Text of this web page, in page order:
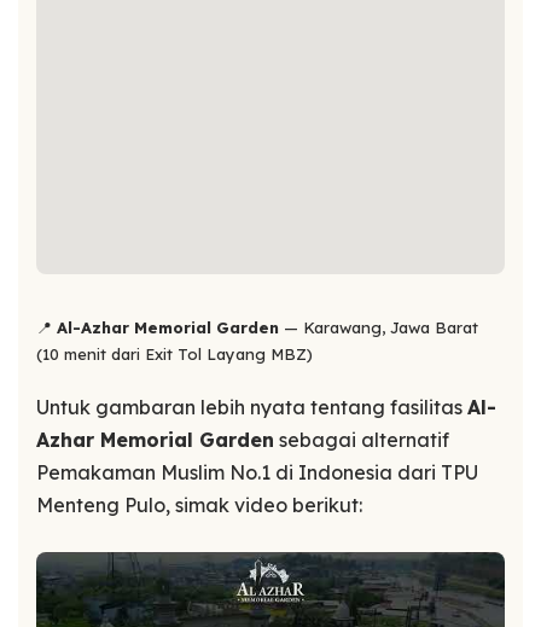
📍 Al-Azhar Memorial Garden — Karawang, Jawa Barat
(10 menit dari Exit Tol Layang MBZ)
Untuk gambaran lebih nyata tentang fasilitas Al-
Azhar Memorial Garden sebagai alternatif
Pemakaman Muslim No.1 di Indonesia dari TPU
Menteng Pulo, simak video berikut: